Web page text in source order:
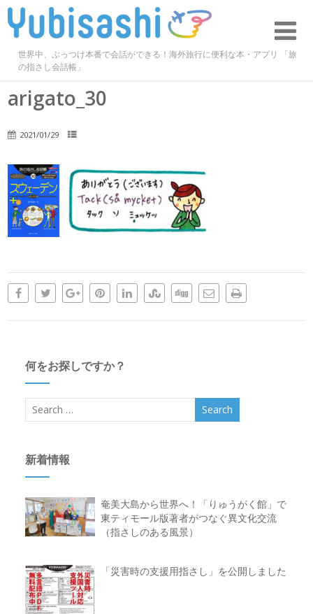
世界中、ぶっつけ本番で会話ができる！海外旅行に便利な本・アプリ 「旅
の指さし会話帳」
arigato_30
2021/01/29
何をお探しですか？
新着情報
奄美大島から世界へ！「りゅうがく館」で
東ティモール版著者がつなぐ異文化交流
（指さしのある風景）
「災害時の支援用指さし」を公開しました